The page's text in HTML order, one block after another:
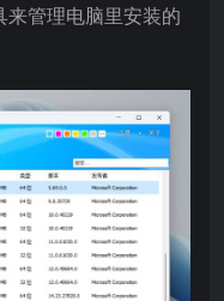
管理电脑里安装的